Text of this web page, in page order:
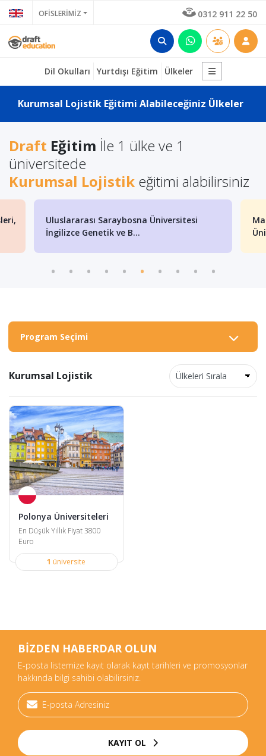
OFİSLERİMİZ 0312 911 22 50
Dil Okulları Yurtdışı Eğitim Ülkeler
Kurumsal Lojistik Eğitimi Alabileceğiniz Ülkeler
Draft Eğitim İle 1 ülke ve 1
üniversitede
Kurumsal Lojistik eğitimi alabilirsiniz
Uluslararası Saraybosna Üniversitesi
İngilizce Genetik ve B...
Program Seçimi
Kurumsal Lojistik
Polonya Üniversiteleri
En Düşük Yıllık Fiyat 3800
Euro
1 üniversite
BİZDEN HABERDAR OLUN
E-posta listemize kayıt olarak kayıt tarihleri ve promosyonlar
hakkında bilgi sahibi olabilirsiniz.
KAYIT OL